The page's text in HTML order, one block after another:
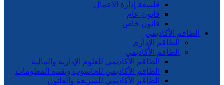
فلسفة إدارة الأعمال
قانون عام
قانون خاص
الطاقم الأكاديمي
الطاقم الإداري
الطاقم الأكاديمي
الطاقم الأكاديمي للعلوم الإدارية والمالية
الطاقم الأكاديمي للحاسوب وتقنية المعلومات
الطاقم الأكاديمي للشريعة والقانون